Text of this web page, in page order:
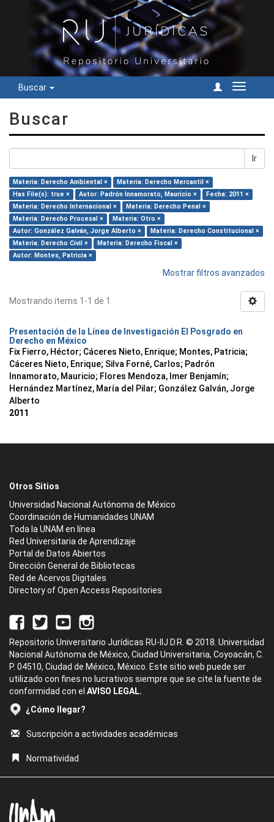
Buscar
Cambiar
Buscar
Ir
Materia: Derecho Ambiental ×
Materia: Derecho Mercantil ×
Has File(s): true ×
Autor: Padrón Innamorato, Mauricio ×
Fecha: 2011 ×
Materia: Derecho Internacional ×
Materia: Derecho Penal ×
Materia: Derecho Procesal ×
Materia: Otro ×
Autor: González Galván, Jorge Alberto ×
Materia: Derecho Constitucional ×
Materia: Derecho Civil ×
Materia: Derecho Fiscal ×
Autor: Montes, Patricia ×
Mostrar filtros avanzados
Mostrando ítems 1-1 de 1
Presentación de la Línea de Investigación El Posgrado en
Derecho en México
Fix Fierro, Héctor; Cáceres Nieto, Enrique; Montes, Patricia;
Cáceres Nieto, Enrique; Silva Forné, Carlos; Padrón
Innamorato, Mauricio; Flores Mendoza, Imer Benjamín;
Hernández Martínez, María del Pilar; González Galván, Jorge
Alberto
2011
Otros Sitios
Universidad Nacional Autónoma de México
Coordinación de Humanidades UNAM
Toda la UNAM en línea
Red Universitaria de Aprendizaje
Portal de Datos Abiertos
Dirección General de Bibliotecas
Red de Acervos Digitales
Directory of Open Access Repositories
Repositorio Universitario Jurídicas RU-IIJ D.R. © 2018. Universidad
Nacional Autónoma de México, Ciudad Universitaria, Coyoacán, C.
P. 04510, Ciudad de México, México. Este sitio web puede ser
utilizado con fines no lucrativos siempre que se cite la fuente de
conformidad con el AVISO LEGAL.
¿Cómo llegar?
Suscripción a actividades académicas
Normatividad